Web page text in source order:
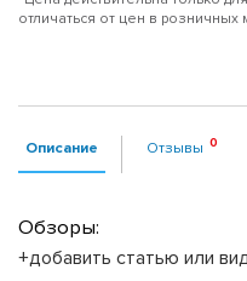
отличаться от цен в розничных
Описание Отзывы
Обзоры:
+добавить статью или